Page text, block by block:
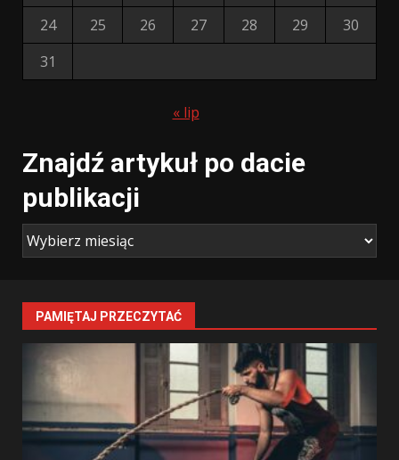
24
25 26 27 28 29
30
31
« lip
Znajdź artykuł po dacie
publikacji
PAMIĘTAJ PRZECZYTAĆ